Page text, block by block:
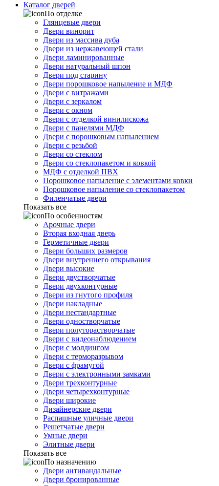
Каталог дверей
По отделке
Глянцевые двери
Двери винорит
Двери из массива дуба
Двери из нержавеющей стали
Двери ламинированные
Двери натуральный шпон
Двери под старину
Двери порошковое напыление и МДФ
Двери с витражами
Двери с зеркалом
Двери с окном
Двери с отделкой винилискожа
Двери с панелями МДФ
Двери с порошковым напылением
Двери с резьбой
Двери со стеклом
Двери со стеклопакетом и ковкой
МДФ с отделкой ПВХ
Порошковое напыление с элементами ковки
Порошковое напыление со стеклопакетом
Филенчатые двери
Показать все
По особенностям
Арочные двери
Вторая входная дверь
Герметичные двери
Двери больших размеров
Двери внутреннего открывания
Двери высокие
Двери двустворчатые
Двери двухконтурные
Двери из гнутого профиля
Двери накладные
Двери нестандартные
Двери одностворчатые
Двери полуторастворчатые
Двери с видеонаблюдением
Двери с молдингом
Двери с терморазрывом
Двери с фрамугой
Двери с электронными замками
Двери трехконтурные
Двери четырехконтурные
Двери широкие
Дизайнерские двери
Распашные уличные двери
Решетчатые двери
Умные двери
Элитные двери
Показать все
По назначению
Двери антивандальные
Двери бронированные